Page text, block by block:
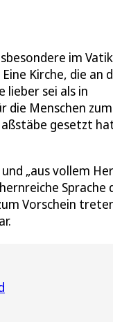
im
Kirche, die an
lieber sei als in
die Menschen zum
gesetzt
„aus vollem
Sprache
Vorschein